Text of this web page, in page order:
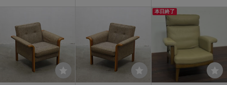
楢材 ナラ材 国産家具 管理
本日終了